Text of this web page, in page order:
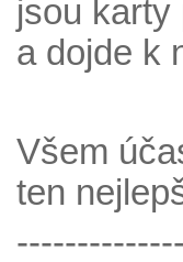
jsou karty
a dojde k
Všem
ten